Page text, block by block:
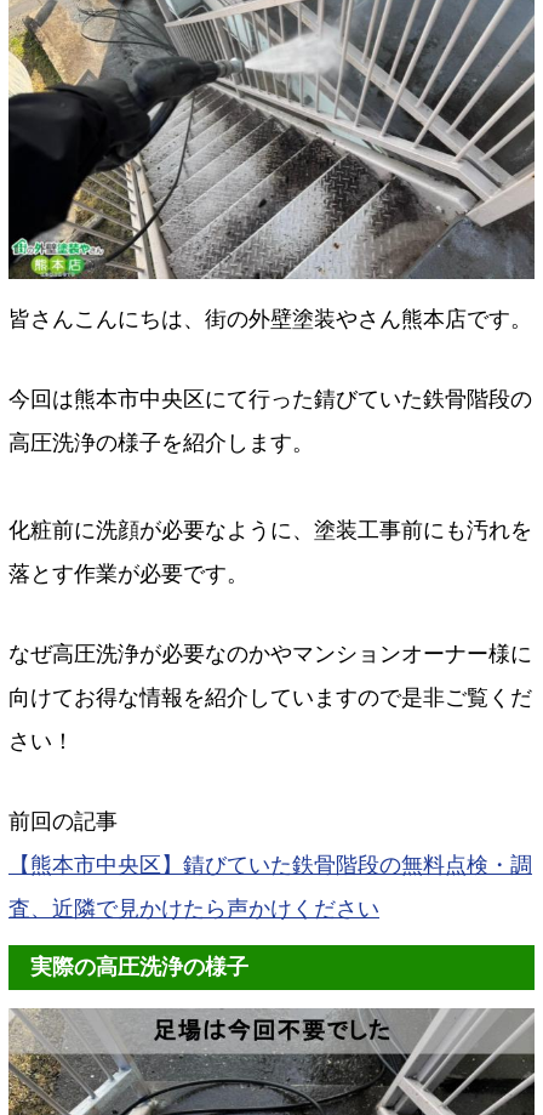
皆さんこんにちは、街の外壁塗装やさん熊本店です。
今回は熊本市中央区にて行った錆びていた鉄骨階段の
高圧洗浄の様子を紹介します。
化粧前に洗顔が必要なように、塗装工事前にも汚れを
落とす作業が必要です。
なぜ高圧洗浄が必要なのかやマンションオーナー様に
向けてお得な情報を紹介していますので是非ご覧くだ
さい！
前回の記事
【熊本市中央区】錆びていた鉄骨階段の無料点検・調
査、近隣で見かけたら声かけください
実際の高圧洗浄の様子